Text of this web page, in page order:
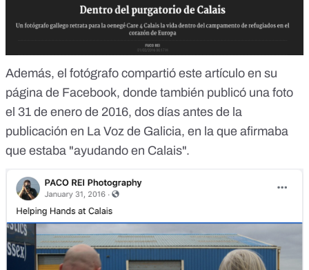
Además, el fotógrafo compartió este artículo en su
página de Facebook, donde también publicó una foto
el 31 de enero de 2016, dos días antes de la
publicación en La Voz de Galicia, en la que afirmaba
que estaba "ayudando en Calais".